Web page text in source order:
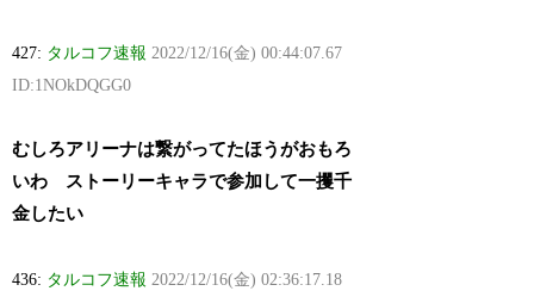
427: タルコフ速報 2022/12/16(金) 00:44:07.67
ID:1NOkDQGG0
むしろアリーナは繋がってたほうがおもろ
いわ ストーリーキャラで参加して一攫千
金したい
436: タルコフ速報 2022/12/16(金) 02:36:17.18